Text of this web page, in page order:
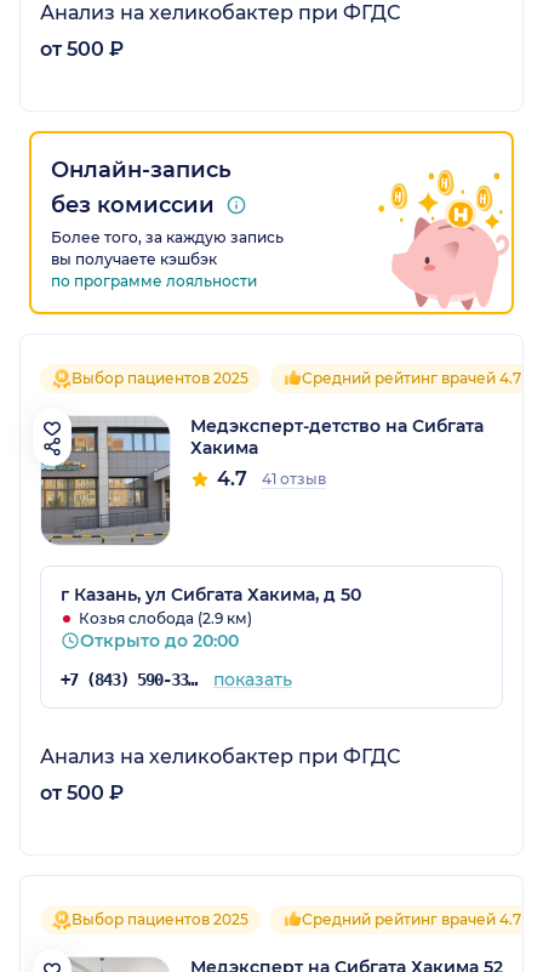
Анализ на хеликобактер при ФГДС
от 500 ₽
Онлайн-запись
без комиссии
Более того, за каждую запись
вы получаете кэшбэк
по программе лояльности
Выбор пациентов 2025 Средний рейтинг врачей 4.7
Медэксперт-детство на Сибгата
Хакима
4.7 41 отзыв
г Казань, ул Сибгата Хакима, д 50
Козья слобода (2.9 км)
Открыто до 20:00
+7 (843) 590-33-33 показать
Анализ на хеликобактер при ФГДС
от 500 ₽
Выбор пациентов 2025 Средний рейтинг врачей 4.7
Медэксперт на Сибгата Хакима 52